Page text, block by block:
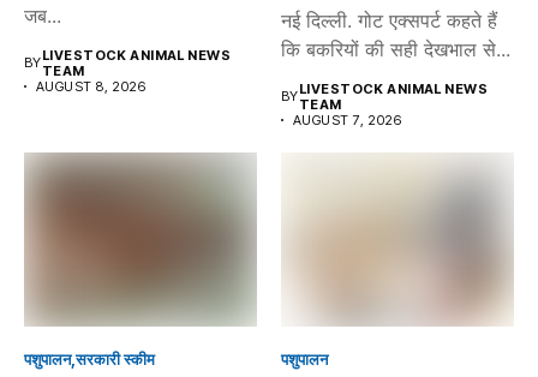
जब...
BYLIVESTOCK ANIMAL NEWS
TEAM
AUGUST 8, 2026
नई दिल्ली. गोट एक्सपर्ट कहते हैं
कि बकरियों की सही देखभाल से...
BYLIVESTOCK ANIMAL NEWS
TEAM
AUGUST 7, 2026
पशुपालन सरकारी स्की‍म पशुपालन